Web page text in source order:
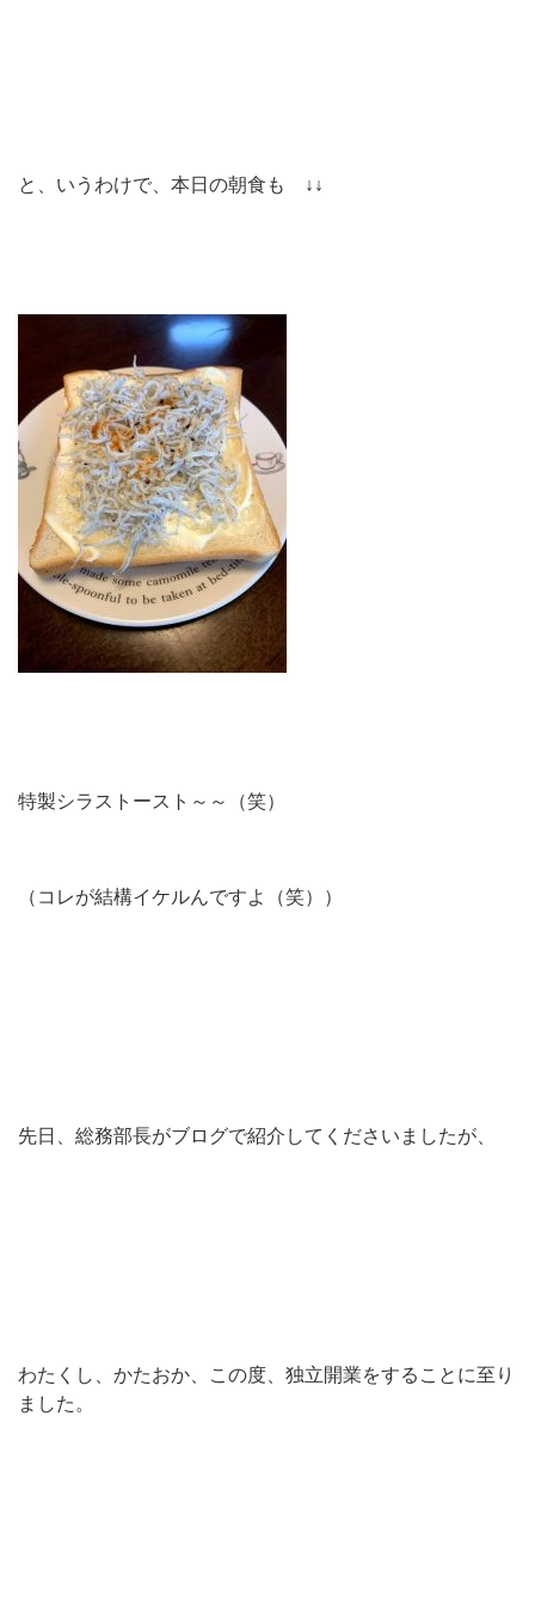
と、いうわけで、本日の朝食も ↓↓
特製シラストースト～～（笑）
（コレが結構イケルんですよ（笑））
先日、総務部長がブログで紹介してくださいましたが、
わたくし、かたおか、この度、独立開業をすることに至り
ました。